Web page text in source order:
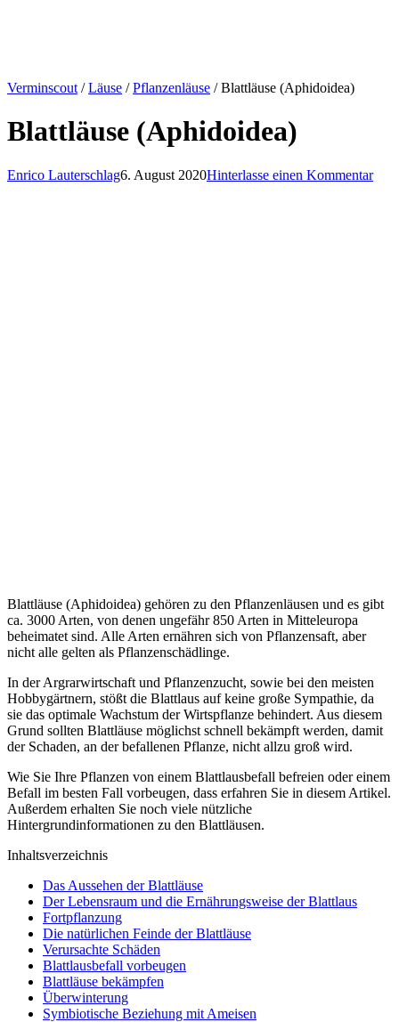
Verminscout /Läuse /Pflanzenläuse / Blattläuse (Aphidoidea)
Blattläuse (Aphidoidea)
Enrico Lauterschlag6. August 2020Hinterlasse einen Kommentar
Blattläuse (Aphidoidea) gehören zu den Pflanzenläusen und es gibt
ca. 3000 Arten, von denen ungefähr 850 Arten in Mitteleuropa
beheimatet sind. Alle Arten ernähren sich von Pflanzensaft, aber
nicht alle gelten als Pflanzenschädlinge.
In der Argrarwirtschaft und Pflanzenzucht, sowie bei den meisten
Hobbygärtnern, stößt die Blattlaus auf keine große Sympathie, da
sie das optimale Wachstum der Wirtspflanze behindert. Aus diesem
Grund sollten Blattläuse möglichst schnell bekämpft werden, damit
der Schaden, an der befallenen Pflanze, nicht allzu groß wird.
Wie Sie Ihre Pflanzen von einem Blattlausbefall befreien oder einem
Befall im besten Fall vorbeugen, dass erfahren Sie in diesem Artikel.
Außerdem erhalten Sie noch viele nützliche
Hintergrundinformationen zu den Blattläusen.
Inhaltsverzeichnis
Das Aussehen der Blattläuse
Der Lebensraum und die Ernährungsweise der Blattlaus
Fortpflanzung
Die natürlichen Feinde der Blattläuse
Verursachte Schäden
Blattlausbefall vorbeugen
Blattläuse bekämpfen
Überwinterung
Symbiotische Beziehung mit Ameisen